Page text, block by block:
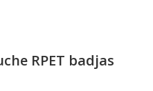
RPET badjas